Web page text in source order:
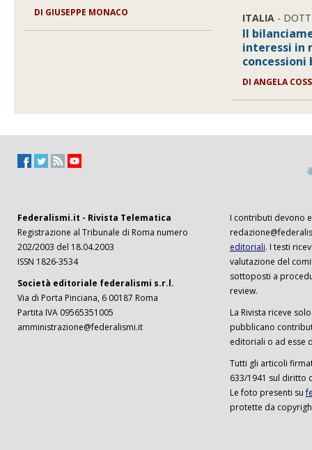
DI GIUSEPPE MONACO ITALIA -
Il
interessi in
concessioni
DIANGELA
Federalismi.it - Rivista Telematica
Registrazione al Tribunale di Roma numero
202/2003 del 18.04.2003
ISSN 1826-3534
Società editoriale federalismi s.r.l.
Via di Porta Pinciana, 6 00187 Roma
Partita IVA 09565351005
amministrazione@federalismi.it
I contributi devono
editoriali. I testi
valutazione del
sottoposti a
review.
La Rivista riceve
pubblicano
editoriali o ad esse
Tutti gli articoli
633/1941 sul diritto
Le foto presenti su
protette da